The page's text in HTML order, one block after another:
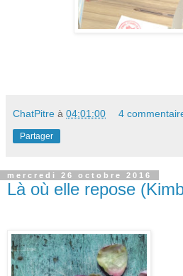
ChatPitre à 04:01:00 4
Partager
mercredi 26 octobre 2016
Là où elle repose